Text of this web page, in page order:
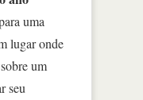
uma
lugar onde
um
seu